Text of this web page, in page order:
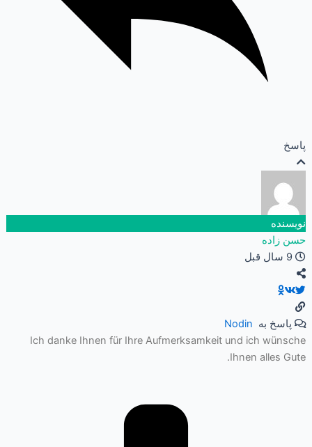
پاسخ
نویسنده
حسن زاده
9 سال قبل
پاسخ به Nodin
Ich danke Ihnen für Ihre Aufmerksamkeit und ich wünsche
Ihnen alles Gute.